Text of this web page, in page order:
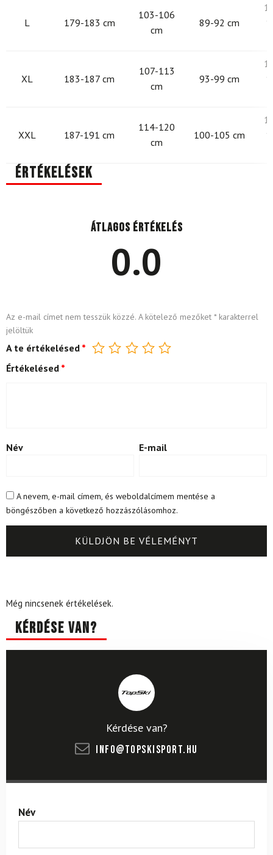
L 179-183 cm
103-106
cm
89-92 cm
XL 183-187 cm
107-113
cm
93-99 cm
XXL 187-191 cm
114-120
cm
100-105 cm
Értékelések
Átlagos értékelés
0.0
Az e-mail címet nem tesszük közzé. A kötelező mezőket *karakterrel
jelöltük
A te értékelésed *
Értékelésed *
Név E-mail
A nevem, e-mail címem, és weboldalcímem mentése a
böngészőben a következő hozzászólásomhoz.
Még nincsenek értékelések.
Kérdése van?
Kérdése van?
info@topskisport.hu
Név